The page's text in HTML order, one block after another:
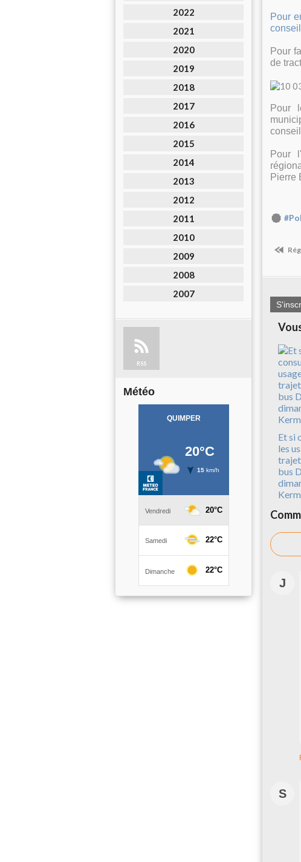
2022
2021
2020
2019
2018
2017
2016
2015
2014
2013
2012
2011
2010
2009
2008
2007
RSS
Météo
Pour
Pour
de
Pour
Pour
Pierre
Et si
les
trajet
bus
J
S